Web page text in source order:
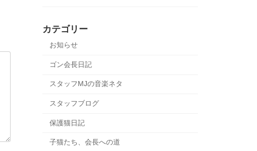
カテゴリー
お知らせ
ゴン会長日記
スタッフMJの音楽ネタ
スタッフブログ
保護猫日記
子猫たち、会長への道